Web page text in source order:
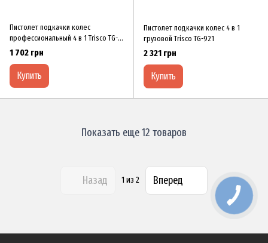
Пистолет подкачки колес
профессиональный 4 в 1 Trisco TG-
916
1 702 грн
Купить
Пистолет подкачки колес 4 в 1
грузовой Trisco TG-921
2 321 грн
Купить
Показать еще 12 товаров
Назад 1 из 2 Вперед